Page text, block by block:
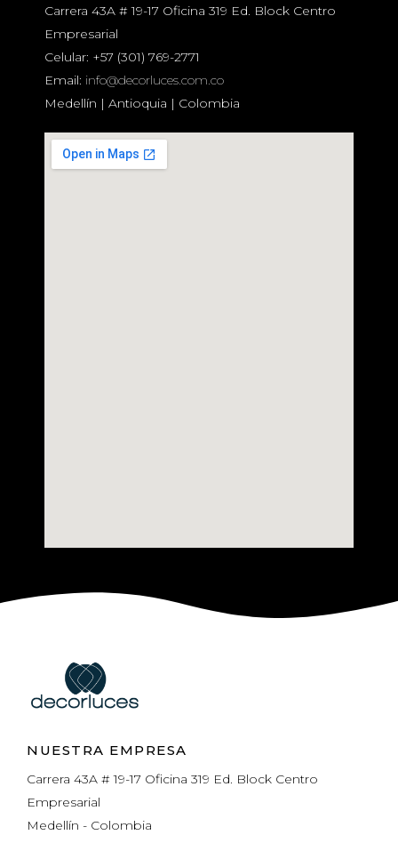
Carrera 43A # 19-17 Oficina 319 Ed. Block Centro
Empresarial
Celular: +57 (301) 769-2771
Email: info@decorluces.com.co
Medellín | Antioquia | Colombia
NUESTRA EMPRESA
Carrera 43A # 19-17 Oficina 319 Ed. Block Centro
Empresarial
Medellín - Colombia